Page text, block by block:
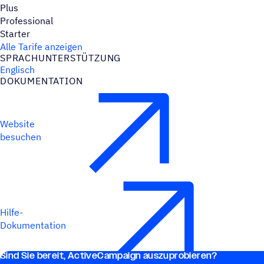
Plus
Professional
Starter
Alle Tarife anzeigen
SPRACH­UN­TER­STÜT­ZUNG
Englisch
DOKU­MEN­TA­TION
Website
besuchen
Hilfe-
Dokumentation
Sind Sie bereit, ActiveCampaign auszuprobieren?